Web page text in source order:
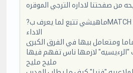
?ماهيشي تتبع لما يعرف بMATCH ANALYST او قارء
الاداء
ومتعامل بيها في الفرق الكبرى
لازمها ناس تفهم فيها
مليح مليح